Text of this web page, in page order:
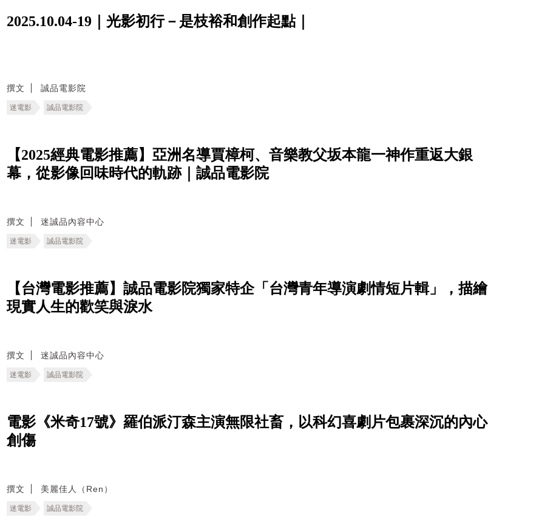
2025.10.04-19｜光影初行－是枝裕和創作起點｜
撰文 誠品電影院
迷電影 誠品電影院
【2025經典電影推薦】亞洲名導賈樟柯、音樂教父坂本龍一神作重返大銀
幕，從影像回味時代的軌跡｜誠品電影院
撰文 迷誠品內容中心
迷電影 誠品電影院
【台灣電影推薦】誠品電影院獨家特企「台灣青年導演劇情短片輯」，描繪
現實人生的歡笑與淚水
撰文 迷誠品內容中心
迷電影 誠品電影院
電影《米奇17號》羅伯派汀森主演無限社畜，以科幻喜劇片包裹深沉的內心
創傷
撰文 美麗佳人（Ren）
迷電影 誠品電影院